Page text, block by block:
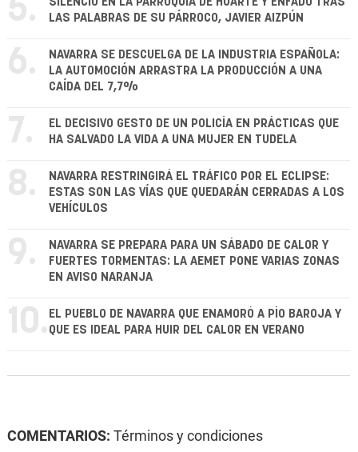
5.
LAS PALABRAS DE SU PÁRROCO, JAVIER AIZPÚN
6.
NAVARRA SE DESCUELGA DE LA INDUSTRIA ESPAÑOLA:
LA AUTOMOCIÓN ARRASTRA LA PRODUCCIÓN A UNA
CAÍDA DEL 7,7%
7.
EL DECISIVO GESTO DE UN POLICÍA EN PRÁCTICAS QUE
HA SALVADO LA VIDA A UNA MUJER EN TUDELA
8.
NAVARRA RESTRINGIRÁ EL TRÁFICO POR EL ECLIPSE:
ESTAS SON LAS VÍAS QUE QUEDARÁN CERRADAS A LOS
VEHÍCULOS
9.
NAVARRA SE PREPARA PARA UN SÁBADO DE CALOR Y
FUERTES TORMENTAS: LA AEMET PONE VARIAS ZONAS
EN AVISO NARANJA
10. EL PUEBLO DE NAVARRA QUE ENAMORÓ A PÍO BAROJA Y
QUE ES IDEAL PARA HUIR DEL CALOR EN VERANO
COMENTARIOS: Términos y condiciones